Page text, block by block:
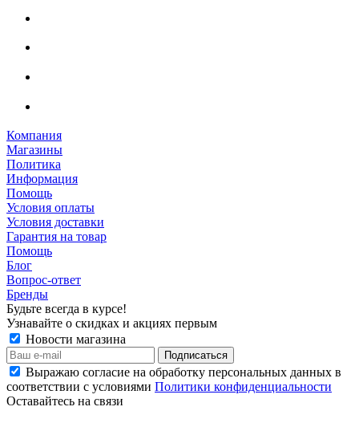
Компания
Магазины
Политика
Информация
Помощь
Условия оплаты
Условия доставки
Гарантия на товар
Помощь
Блог
Вопрос-ответ
Бренды
Будьте всегда в курсе!
Узнавайте о скидках и акциях первым
Новости магазина
Выражаю согласие на обработку персональных данных в
соответствии с условиями Политики конфиденциальности
Оставайтесь на связи